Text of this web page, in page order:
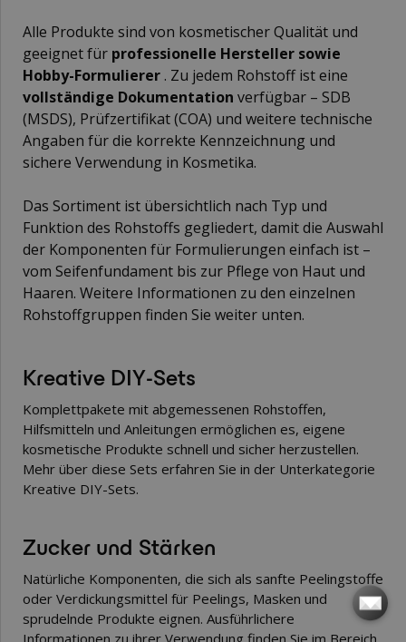
Alle Produkte sind von kosmetischer Qualität und
geeignet für professionelle Hersteller sowie
Hobby-Formulierer . Zu jedem Rohstoff ist eine
vollständige Dokumentation verfügbar – SDB
(MSDS), Prüfzertifikat (COA) und weitere technische
Angaben für die korrekte Kennzeichnung und
sichere Verwendung in Kosmetika.
Das Sortiment ist übersichtlich nach Typ und
Funktion des Rohstoffs gegliedert, damit die Auswahl
der Komponenten für Formulierungen einfach ist –
vom Seifenfundament bis zur Pflege von Haut und
Haaren. Weitere Informationen zu den einzelnen
Rohstoffgruppen finden Sie weiter unten.
Kreative DIY-Sets
Komplettpakete mit abgemessenen Rohstoffen,
Hilfsmitteln und Anleitungen ermöglichen es, eigene
kosmetische Produkte schnell und sicher herzustellen.
Mehr über diese Sets erfahren Sie in der Unterkategorie
Kreative DIY-Sets.
Zucker und Stärken
Natürliche Komponenten, die sich als sanfte Peelingstoffe
oder Verdickungsmittel für Peelings, Masken und
sprudelnde Produkte eignen. Ausführlichere